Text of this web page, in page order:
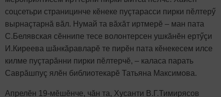
соцсетьри страницинче кӗнеке пуçтарасси пирки пӗлтерӳ
вырнаçтарнă вăл. Нумай та вăхăт иртмерӗ – ман пата
С.Белявская сӗннипе тесе волонтерсен ушкăнӗн ертӳçи
И.Киреева шăнкăравларӗ те пирӗн пата кӗнекесем илсе
килме пуçтарăнни пирки пӗлтерчӗ, – каласа парать
Саврăшпуç ялӗн библиотекарӗ Татьяна Максимова.
Апрелӗн 19-мӗшӗнче, чăн та, Хусанти В.Г.Тимирясов